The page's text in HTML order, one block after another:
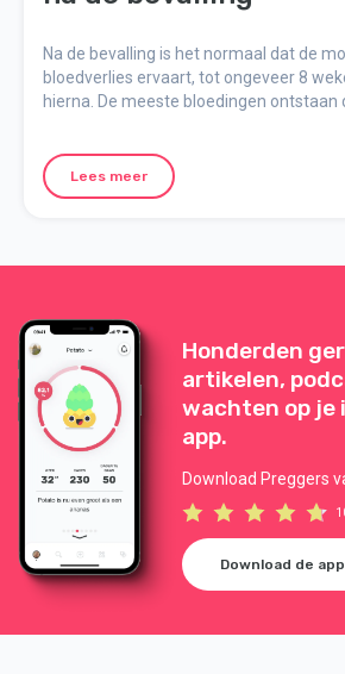
Na de bevalling is het normaal dat de
bloedverlies ervaart, tot ongeveer 8
hierna. De meeste bloedingen ontstaan
bevalling vaginaal was of via een
Lees meer
Honderden
artikelen,
wachten op je
app.
Download Preggers
Download de